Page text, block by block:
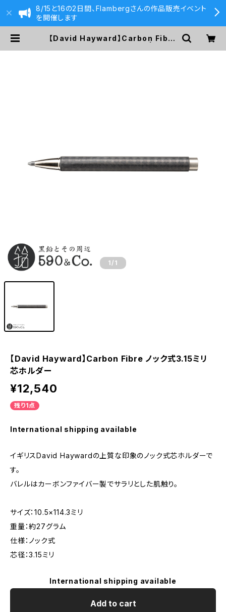
8/15と16の2日間、Flambergさんの作品販売イベント
を開催します
【David Hayward】Carbon Fibre
1 /1
【David Hayward】Carbon Fibre ノック式3.15ミリ
芯ホルダー
¥12,540
残り1点
International shipping available
イギリスDavid Haywardの上質な印象のノック式芯ホルダーで
す。
バレルはカーボンファイバー製でサラリとした肌触り。
サイズ：10.5×114.3ミリ
重量：約27グラム
仕様：ノック式
芯径：3.15ミリ
International shipping available
Add to cart